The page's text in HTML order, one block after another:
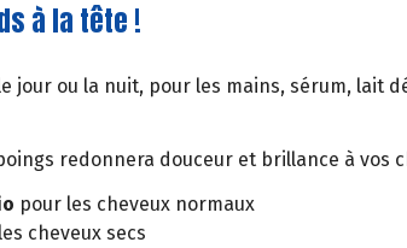
à la tête !
jour ou la nuit, pour les mains, sérum,
redonnera douceur et brillance à vos
pour les cheveux normaux
cheveux secs